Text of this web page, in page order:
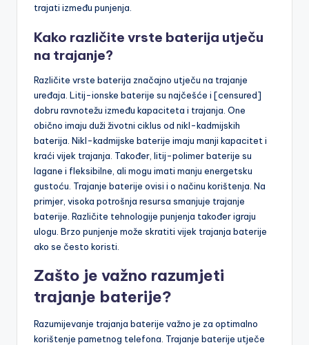
trajati između punjenja.
Kako različite vrste baterija utječu
na trajanje?
Različite vrste baterija značajno utječu na trajanje
uređaja. Litij-ionske baterije su najčešće i [censured]
dobru ravnotežu između kapaciteta i trajanja. One
obično imaju duži životni ciklus od nikl-kadmijskih
baterija. Nikl-kadmijske baterije imaju manji kapacitet i
kraći vijek trajanja. Također, litij-polimer baterije su
lagane i fleksibilne, ali mogu imati manju energetsku
gustoću. Trajanje baterije ovisi i o načinu korištenja. Na
primjer, visoka potrošnja resursa smanjuje trajanje
baterije. Različite tehnologije punjenja također igraju
ulogu. Brzo punjenje može skratiti vijek trajanja baterije
ako se često koristi.
Zašto je važno razumjeti
trajanje baterije?
Razumijevanje trajanja baterije važno je za optimalno
korištenje pametnog telefona. Trajanje baterije utječe